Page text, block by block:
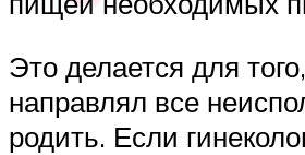
Это делается для
направлял все
родить. Если